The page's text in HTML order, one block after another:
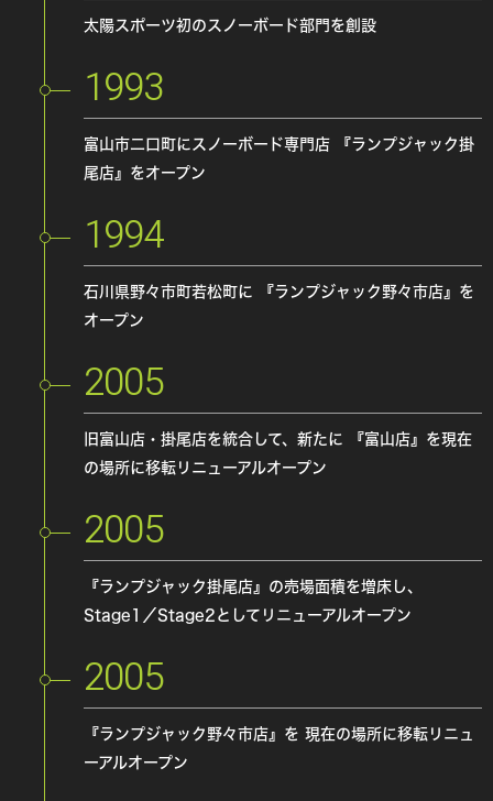
太陽スポーツ初のスノーボード部門を創設
1993
富山市二口町にスノーボード専門店 『ランプジャック掛
尾店』をオープン
1994
石川県野々市町若松町に 『ランプジャック野々市店』を
オープン
2005
旧富山店・掛尾店を統合して、新たに 『富山店』を現在
の場所に移転リニューアルオープン
2005
『ランプジャック掛尾店』の売場面積を増床し、
Stage1／Stage2としてリニューアルオープン
2005
『ランプジャック野々市店』を 現在の場所に移転リニュ
ーアルオープン